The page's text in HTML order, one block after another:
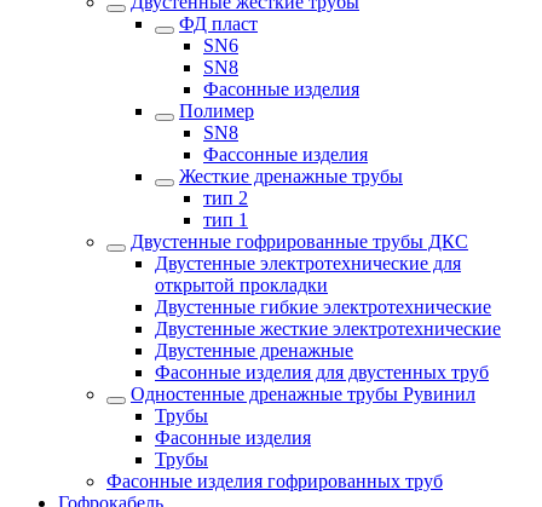
ФД пласт
SN6
SN8
Фасонные изделия
Полимер
SN8
Фассонные изделия
Жесткие дренажные трубы
тип 2
тип 1
Двустенные гофрированные трубы ДКС
Двустенные электротехнические для
открытой прокладки
Двустенные гибкие электротехнические
Двустенные жесткие электротехнические
Двустенные дренажные
Фасонные изделия для двустенных труб
Одностенные дренажные трубы Рувинил
Трубы
Фасонные изделия
Трубы
Фасонные изделия гофрированных труб
Гофрокабель